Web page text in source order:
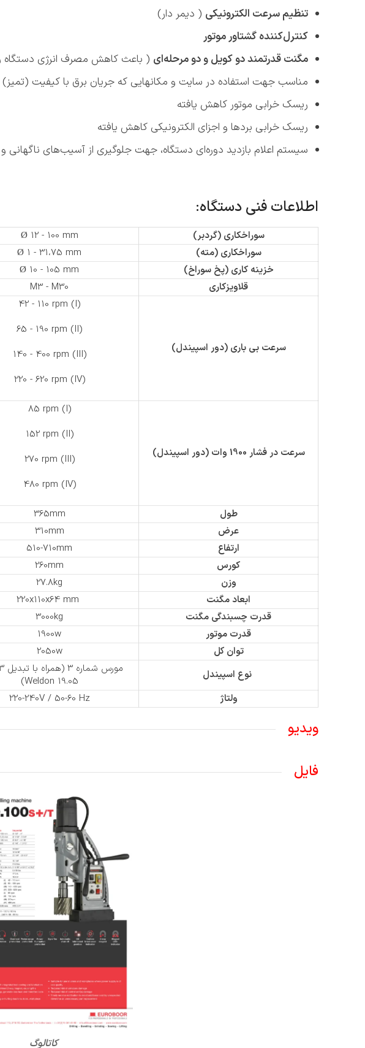
تنظیم سرعت الکترونیکی ( دیمر دار)
کنترل‌کننده گشتاور موتور
مگنت قدرتمند دو کویل و دو مرحله‌ای ( باعث کاهش مصرف انرژی
مناسب جهت استفاده در سایت و مکانهایی که جریان برق با کیفیت (تمیز)
ریسک خرابی موتور کاهش یافته
ریسک خرابی بردها و اجزای الکترونیکی کاهش یافته
سیستم اعلام بازدید دوره‌ای دستگاه، جهت جلوگیری از آسیب‌های
اطلاعات فنی دستگاه:
سوراخکاری (گردبر)
Ø 12 - 100 mm
سوراخکاری (مته)
Ø 1 - 31،75 mm
خزینه کاری (پخ سوراخ)
Ø 10 - 105 mm
قلاویزکاری
M3 - M30
سرعت بی باری (دور اسپیندل)
(I) 42 - 110 rpm
(II) 65 - 190 rpm
(III) 140 - 400 rpm
(IV) 220 - 620 rpm
سرعت در فشار 1900 وات (دور اسپیندل)
(I) 85 rpm
(II) 152 rpm
(III) 270 rpm
(IV) 480 rpm
طول
365mm
عرض
310mm
ارتفاع
510-710mm
کورس
260mm
وزن
27.8kg
ابعاد مگنت
قدرت چسبندگی مگنت
3000kg
قدرت موتور
1900w
توان کل
2050w
نوع اسپیندل
Weldon 19.05)
ولتاژ
220-240V / 50-60 Hz
ویدیو
فایل
کاتالوگ